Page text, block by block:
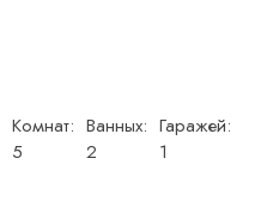
Комнат:
5
Ванных:
2
Гаражей:
1